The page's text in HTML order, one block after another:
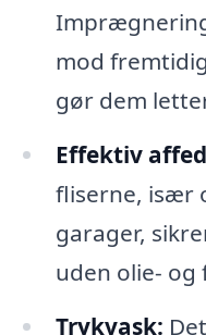
mod
gør dem
Effektiv
fliserne, især
garager,
uden olie- og
Trykvask: